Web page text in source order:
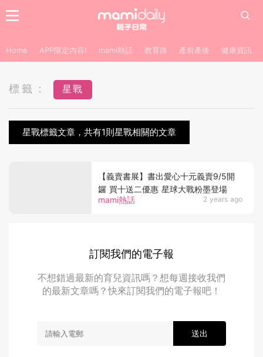
Home APP限定內容! mami熱話 教育路 產前產後 健康資訊
標籤： 星戰
星戰標籤文章，共有1則星戰相關的文章
mami熱話 2 years ago
【義賣書展】書出愛心十元義賣9/5開
鑼 買十送二優惠 星球大戰粉墨登場
訂閱我們的電子報
不想錯過最新的育兒資訊嗎？想每週接收我們
的最新文章嗎？快來訂閱我們的電子報吧！
送出